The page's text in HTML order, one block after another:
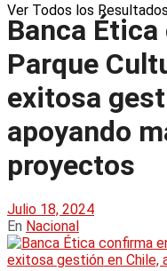
Ver Todos los Resultados
Banca
Parque
exitosa
apoyando
proyectos
Julio 18, 2024
En Nacional